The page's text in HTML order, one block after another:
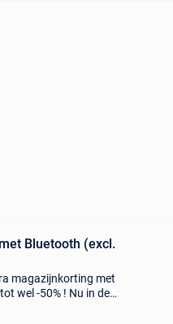
Bluetooth (excl.
magazijnkorting met
wel -50% ! Nu in de